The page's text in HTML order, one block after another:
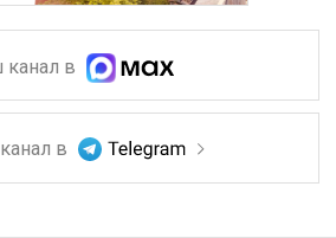
канал в
в